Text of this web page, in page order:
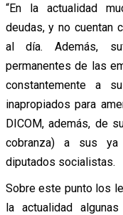
“En la actualidad
deudas, y no cuentan
al día. Además,
permanentes de las
constantemente a
inapropiados para
DICOM, además, de
cobranza) a sus ya
diputados socialistas.
Sobre este punto los
la actualidad